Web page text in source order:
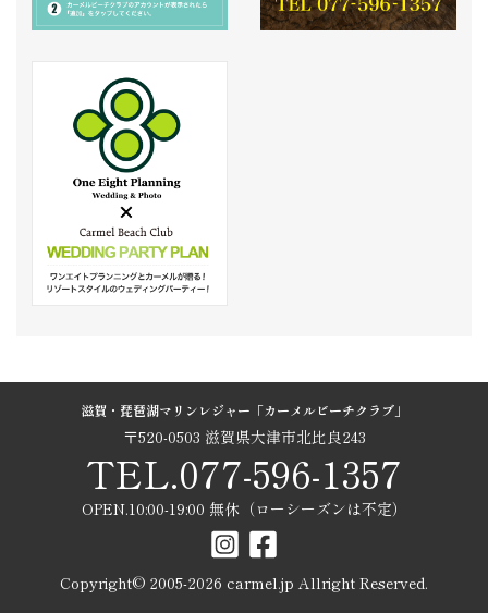
滋賀・琵琶湖マリンレジャー「カーメルビーチクラブ」
〒520-0503 滋賀県大津市北比良243
TEL.077-596-1357
OPEN.10:00-19:00 無休（ローシーズンは不定）
Copyright© 2005-2026 carmel.jp Allright Reserved.